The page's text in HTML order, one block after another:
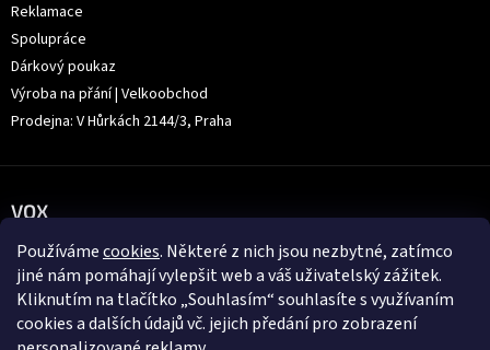
Používámecookies. Některé z nich jsou nezbytné, zatímco
jiné nám pomáhají vylepšit web a váš uživatelský zážitek.
Kliknutím na tlačítko „Souhlasím“ souhlasíte s využívaním
cookies a dalších údajů vč. jejich předání pro zobrazení
Reklamace
Spolupráce
Dárkový poukaz
Výroba na přání | Velkoobchod
Prodejna: V Hůrkách 2144/3, Praha
VOX